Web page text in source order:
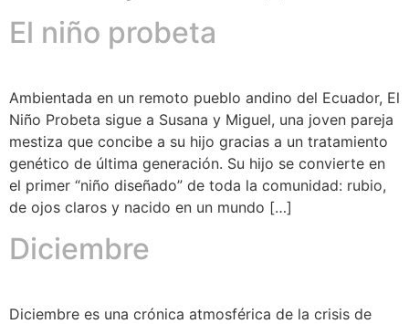
El niño probeta
Ambientada en un remoto pueblo andino del Ecuador, El
Niño Probeta sigue a Susana y Miguel, una joven pareja
mestiza que concibe a su hijo gracias a un tratamiento
genético de última generación. Su hijo se convierte en
el primer “niño diseñado” de toda la comunidad: rubio,
de ojos claros y nacido en un mundo […]
Diciembre
Diciembre es una crónica atmosférica de la crisis de